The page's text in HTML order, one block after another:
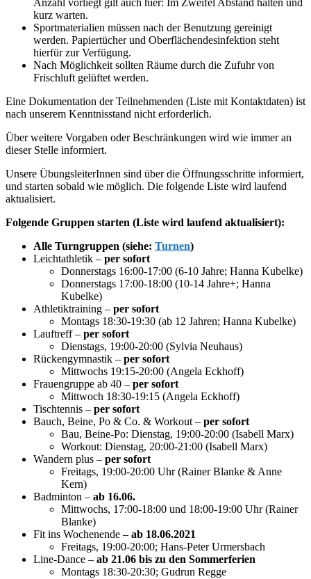
Anzahl vorliegt gilt auch hier: Im Zweifel Abstand halten und
kurz warten.
Sportmaterialien müssen nach der Benutzung gereinigt
werden. Papiertücher und Oberflächendesinfektion steht
hierfür zur Verfügung.
Nach Möglichkeit sollten Räume durch die Zufuhr von
Frischluft gelüftet werden.
Eine Dokumentation der Teilnehmenden (Liste mit Kontaktdaten) ist
nach unserem Kenntnisstand nicht erforderlich.
Über weitere Vorgaben oder Beschränkungen wird wie immer an
dieser Stelle informiert.
Unsere ÜbungsleiterInnen sind über die Öffnungsschritte informiert,
und starten sobald wie möglich. Die folgende Liste wird laufend
aktualisiert.
Folgende Gruppen starten (Liste wird laufend aktualisiert):
Alle Turngruppen (siehe: Turnen)
Leichtathletik – per sofort
Donnerstags 16:00-17:00 (6-10 Jahre; Hanna Kubelke)
Donnerstags 17:00-18:00 (10-14 Jahre+; Hanna
Kubelke)
Athletiktraining – per sofort
Montags 18:30-19:30 (ab 12 Jahren; Hanna Kubelke)
Lauftreff – per sofort
Dienstags, 19:00-20:00 (Sylvia Neuhaus)
Rückengymnastik – per sofort
Mittwochs 19:15-20:00 (Angela Eckhoff)
Frauengruppe ab 40 – per sofort
Mittwoch 18:30-19:15 (Angela Eckhoff)
Tischtennis – per sofort
Bauch, Beine, Po & Co. & Workout – per sofort
Bau, Beine-Po: Dienstag, 19:00-20:00 (Isabell Marx)
Workout: Dienstag, 20:00-21:00 (Isabell Marx)
Wandern plus – per sofort
Freitags, 19:00-20:00 Uhr (Rainer Blanke & Anne
Kern)
Badminton – ab 16.06.
Mittwochs, 17:00-18:00 und 18:00-19:00 Uhr (Rainer
Blanke)
Fit ins Wochenende – ab 18.06.2021
Freitags, 19:00-20:00; Hans-Peter Urmersbach
Line-Dance – ab 21.06 bis zu den Sommerferien
Montags 18:30-20:30; Gudrun Regge